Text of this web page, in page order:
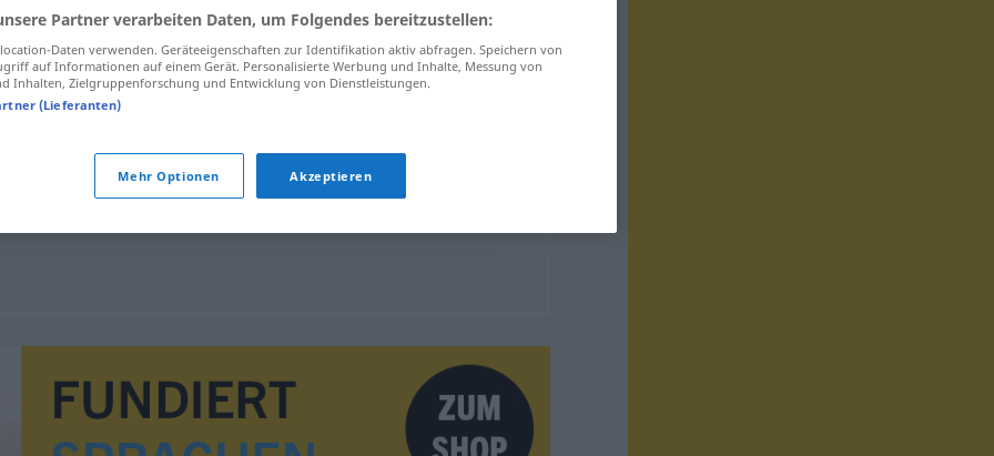
wohnhaft
Partner verarbeiten Daten, um Folgendes bereitzustellen:
Daten verwenden. Geräteeigenschaften zur Identifikation aktiv abfragen. Speichern von
auf Informationen auf einem Gerät. Personalisierte Werbung und Inhalte, Messung von
Inhalten, Zielgruppenforschung und Entwicklung von Dienstleistungen.
(Lieferanten)
Mehr Optionen Akzeptieren